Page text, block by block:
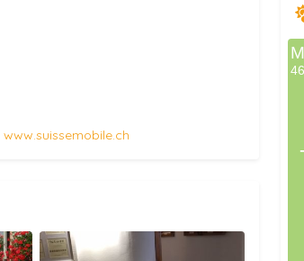
www.suissemobile.ch